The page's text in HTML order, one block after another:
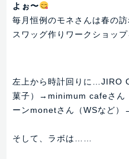
よぉ〜
毎月恒例のモネさんは春の
スワッグ作りワークショッ
左上から時計回りに…JIRO
菓子）→minimum cafeさん
ーンmonetさん（WSなど）
そして、ラボは……